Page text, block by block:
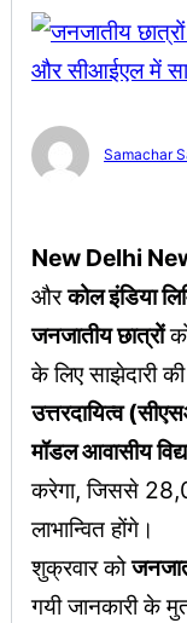
Samachar
New Delhi
औरकोल इंडिया
जनजातीय छात्रों
के लिए साझेदारी
उत्तरदायित्व
मॉडल आवासीय
करेगा, जिससे
लाभान्वित होंगे।
शुक्रवार को
गयी जानकारी के